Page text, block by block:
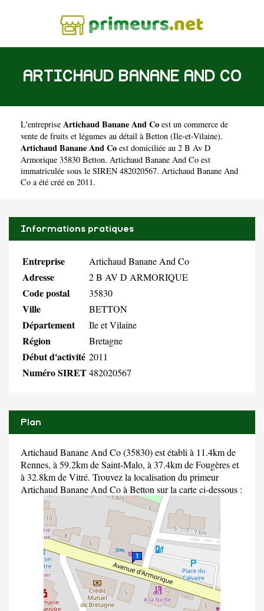
ARTICHAUD BANANE AND CO
L'entreprise Artichaud Banane And Co est un commerce de
vente de fruits et légumes au détail à Betton (Ile-et-Vilaine).
Artichaud Banane And Co est domiciliée au 2 B Av D
Armorique 35830 Betton. Artichaud Banane And Co est
immatriculée sous le SIREN 482020567. Artichaud Banane And
Co a été créé en 2011.
Informations pratiques
Entreprise Artichaud Banane And Co
Adresse 2 B AV D ARMORIQUE
Code postal 35830
Ville BETTON
Département Ile et Vilaine
Région Bretagne
Début d'activité 2011
Numéro SIRET482020567
Plan
Artichaud Banane And Co (35830) est établi à 11.4km de
Rennes, à 59.2km de Saint-Malo, à 37.4km de Fougères et
à 32.8km de Vitré. Trouvez la localisation du primeur
Artichaud Banane And Co à Betton sur la carte ci-dessous :